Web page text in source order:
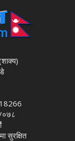
०७८
सुरक्षित